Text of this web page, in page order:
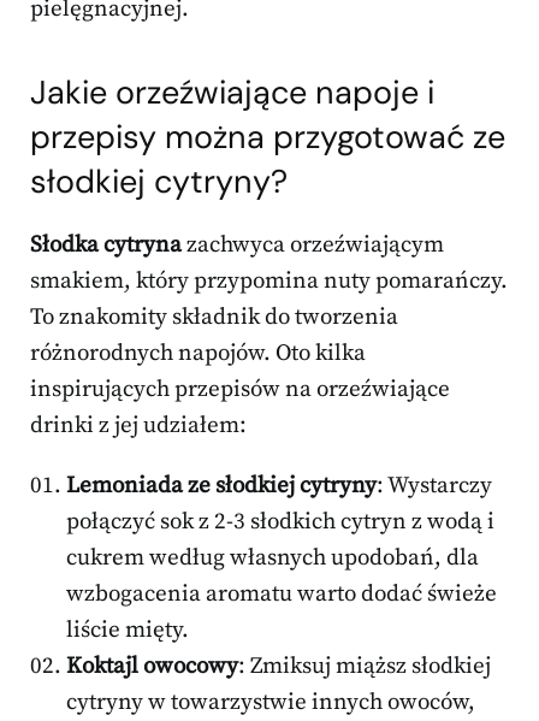
pielęgnacyjnej.
Jakie orzeźwiające napoje i
przepisy można przygotować ze
słodkiej cytryny?
Słodka cytrynazachwyca orzeźwiającym
smakiem, który przypomina nuty pomarańczy.
To znakomity składnik do tworzenia
różnorodnych napojów. Oto kilka
inspirujących przepisów na orzeźwiające
drinki z jej udziałem:
Lemoniada ze słodkiej cytryny: Wystarczy
połączyć sok z 2-3 słodkich cytryn z wodą i
cukrem według własnych upodobań, dla
wzbogacenia aromatu warto dodać świeże
liście mięty.
Koktajl owocowy: Zmiksuj miąższ słodkiej
cytryny w towarzystwie innych owoców,